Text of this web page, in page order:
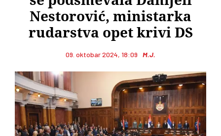
Nestorović, ministarka
rudarstva opet krivi DS
09. oktobar 2024, 18:09 M.J.